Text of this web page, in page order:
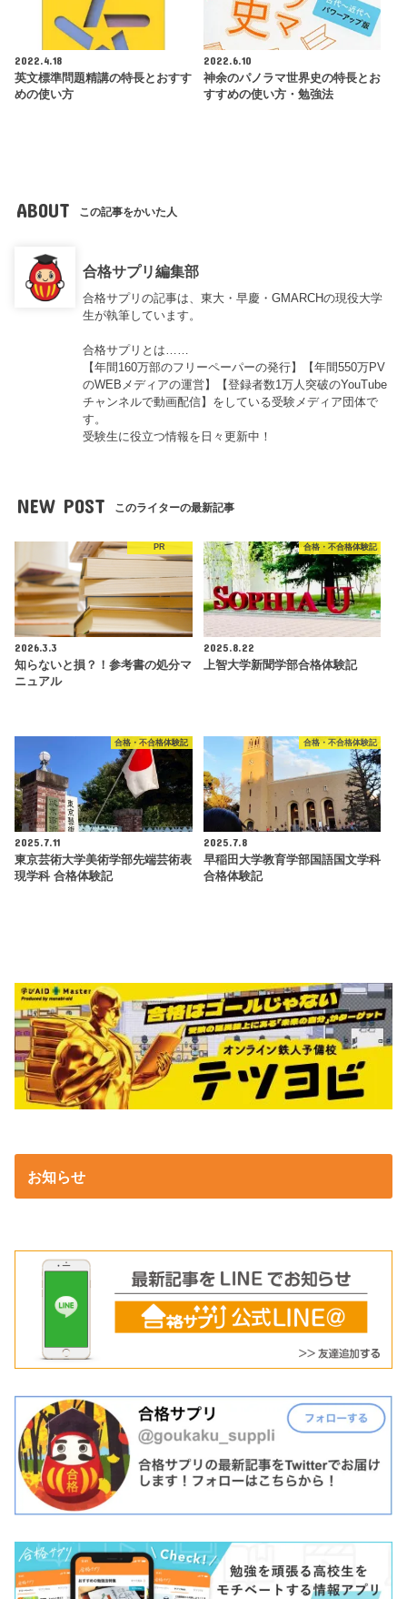
2022.4.18
英文標準問題精講の特長とおすす
めの使い方
2022.6.10
神余のパノラマ世界史の特長とお
すすめの使い方・勉強法
ABOUT この記事をかいた人
合格サプリ編集部
合格サプリの記事は、東大・早慶・GMARCHの現役大学
生が執筆しています。
合格サプリとは……
【年間160万部のフリーペーパーの発行】【年間550万PV
のWEBメディアの運営】【登録者数1万人突破のYouTube
チャンネルで動画配信】をしている受験メディア団体で
す。
受験生に役立つ情報を日々更新中！
NEW POST このライターの最新記事
PR
2026.3.3
知らないと損？！参考書の処分マ
ニュアル
合格・不合格体験記
2025.8.22
上智大学新聞学部合格体験記
合格・不合格体験記
2025.7.11
東京芸術大学美術学部先端芸術表
現学科 合格体験記
合格・不合格体験記
2025.7.8
早稲田大学教育学部国語国文学科
合格体験記
お知らせ